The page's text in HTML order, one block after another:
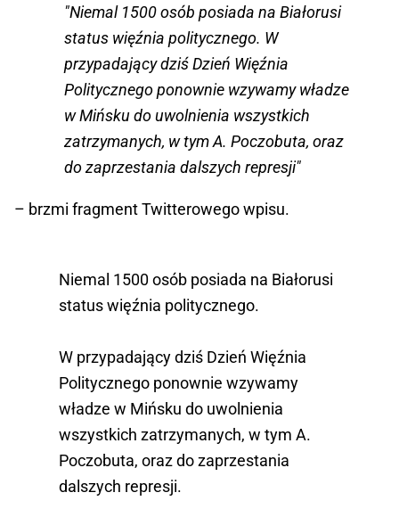
"Niemal 1500 osób posiada na Białorusi
status więźnia politycznego. W
przypadający dziś Dzień Więźnia
Politycznego ponownie wzywamy władze
w Mińsku do uwolnienia wszystkich
zatrzymanych, w tym A. Poczobuta, oraz
do zaprzestania dalszych represji"
– brzmi fragment Twitterowego wpisu.
Niemal 1500 osób posiada na Białorusi
status więźnia politycznego.
W przypadający dziś Dzień Więźnia
Politycznego ponownie wzywamy
władze w Mińsku do uwolnienia
wszystkich zatrzymanych, w tym A.
Poczobuta, oraz do zaprzestania
dalszych represji.